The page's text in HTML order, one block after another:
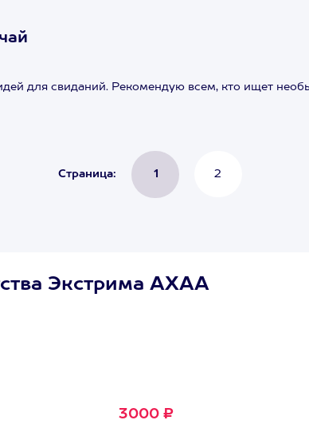
для свиданий. Рекомендую всем, кто ищет
Страница: 1 2
Экстрима АХАА
3000 ₽